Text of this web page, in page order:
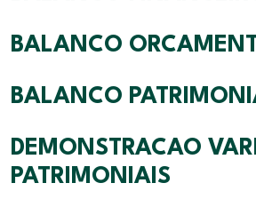
BALANCO
BALANCO
DEMONSTRACAO
PATRIMONIAIS